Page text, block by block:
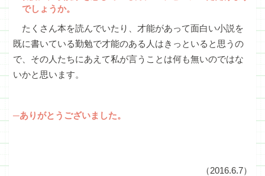
でしょうか。
たくさん本を読んでいたり、才能があって面白い小説を
既に書いている勤勉で才能のある人はきっといると思うの
で、その人たちにあえて私が言うことは何も無いのではな
いかと思います。
─ありがとうございました。
（2016.6.7）